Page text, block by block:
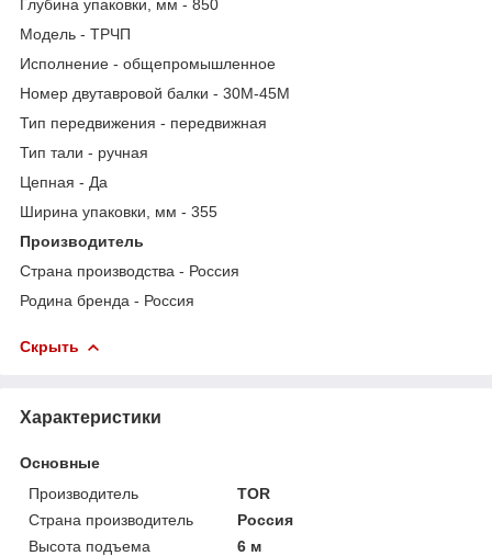
Глубина упаковки, мм - 850
Модель - ТРЧП
Исполнение - общепромышленное
Номер двутавровой балки - 30M-45M
Тип передвижения - передвижная
Тип тали - ручная
Цепная - Да
Ширина упаковки, мм - 355
Производитель
Страна производства - Россия
Родина бренда - Россия
Скрыть
Характеристики
Основные
Производитель
TOR
Страна производитель
Россия
Высота подъема
6 м